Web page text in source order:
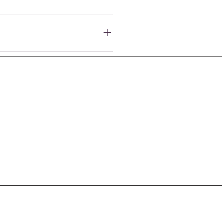
et affichés au
la créatrice Petit Poirier
14 jours. En savoir plus :